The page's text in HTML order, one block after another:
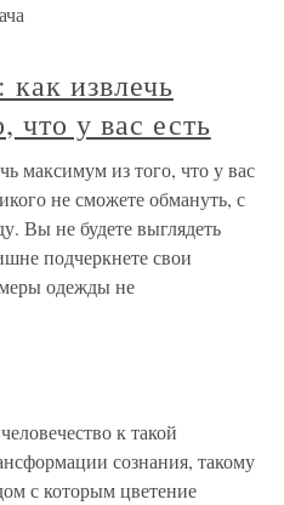
извлечь
что у вас есть
максимум из того, что у вас
не сможете обмануть, с
Вы не будете выглядеть
подчеркнете свои
одежды не
к такой
сознания, такому
с которым цветение